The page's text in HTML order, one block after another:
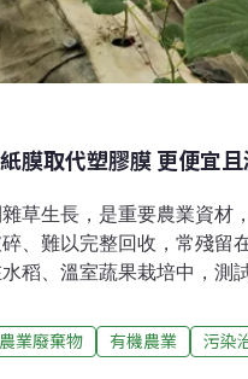
膜取代塑膠膜 更便宜
草生長，是重要農業資材
、難以完整回收，常殘留
稻、溫室蔬果栽培中，測
溫室瓜果 紙膜可取代塑膠
性，避免雜草生長競爭養
農業廢棄物 有機農業 污染